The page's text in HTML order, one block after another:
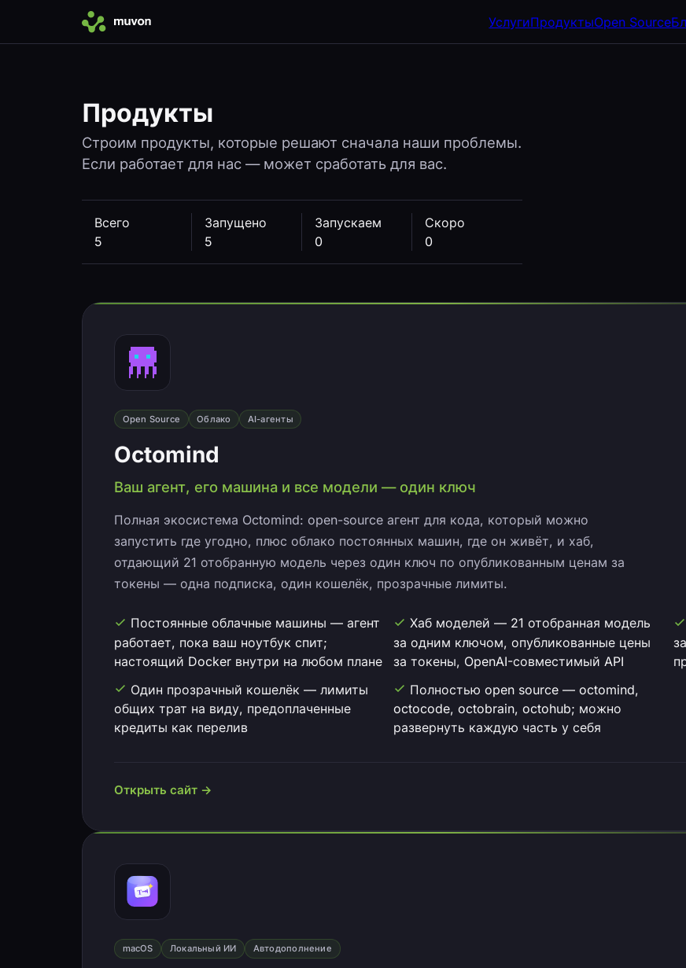
УслугиПродуктыOpen Source
Продукты
Строим продукты, которые решают сначала наши проблемы.
Если работает для нас — может сработать для вас.
Всего
5
Запущено
5
Запускаем
0
Скоро
0
Open Source Облако AI-агенты
Octomind
Ваш агент, его машина и все модели — один ключ
Полная экосистема Octomind: open-source агент для кода, который можно
запустить где угодно, плюс облако постоянных машин, где он живёт, и хаб,
отдающий 21 отобранную модель через один ключ по опубликованным ценам за
токены — одна подписка, один кошелёк, прозрачные лимиты.
Постоянные облачные машины — агент
работает, пока ваш ноутбук спит;
настоящий Docker внутри на любом плане
Хаб моделей — 21 отобранная модель
за одним ключом, опубликованные цены
за токены, OpenAI-совместимый API
Один прозрачный кошелёк — лимиты
общих трат на виду, предоплаченные
кредиты как перелив
Полностью open source — octomind,
octocode, octobrain, octohub; можно
развернуть каждую часть у себя
Открыть сайт →
macOS Локальный ИИ Автодополнение